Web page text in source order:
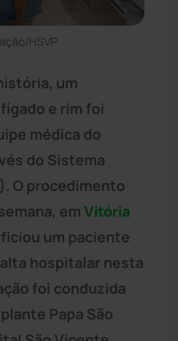
HSVP
um
e rim foi
médica do
do Sistema
O procedimento
em Vitória
um paciente
hospitalar nesta
foi conduzida
Papa São